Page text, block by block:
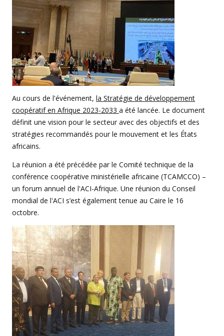
Au cours de l'événement, la Stratégie de développement
coopératif en Afrique 2023-2033 a été lancée. Le document
définit une vision pour le secteur avec des objectifs et des
stratégies recommandés pour le mouvement et les États
africains.
La réunion a été précédée par le Comité technique de la
conférence coopérative ministérielle africaine (TCAMCCO) –
un forum annuel de l'ACI-Afrique. Une réunion du Conseil
mondial de l'ACI s’est également tenue au Caire le 16
octobre.